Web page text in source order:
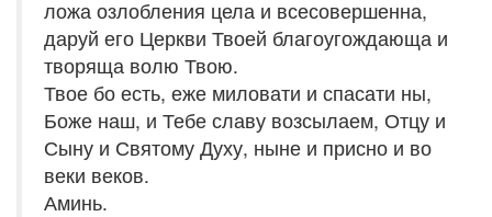
ложа озлобления цела и всесовершенна,
даруй его Церкви Твоей благоугождающа и
творяща волю Твою.
Твое бо есть, еже миловати и спасати ны,
Боже наш, и Тебе славу возсылаем, Отцу и
Сыну и Святому Духу, ныне и присно и во
веки веков.
Аминь.